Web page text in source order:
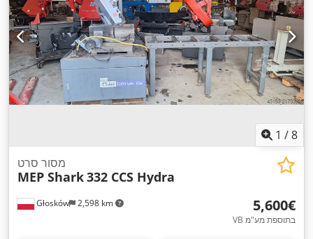
1 /8
Głosków 2,598 km
מסור סרט
MEP Shark332 CCS Hydra
‏5,600 ‏€
VB בתוספת מע"מ